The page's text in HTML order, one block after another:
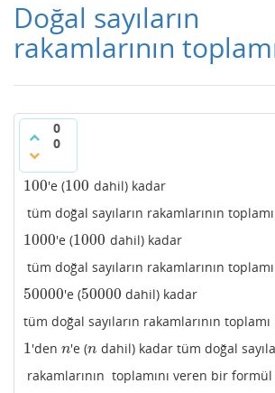
Doğal sayıların
rakamlarının
0
0
100
100 'e (100
100 dahil) kadar
tüm doğal sayıların rakamlarının toplamı
1000
1000 'e (1000
1000 dahil) kadar
tüm doğal sayıların rakamlarının toplamı
50000
50000 'e (50000
50000 dahil) kadar
tüm doğal sayıların rakamlarının toplamı
1
1'den n
n'e (n
n dahil) kadar tüm doğal
rakamlarının toplamını veren bir